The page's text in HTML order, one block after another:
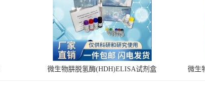
微生物肼脱氢酶(HDH)ELISA试剂盒
微生